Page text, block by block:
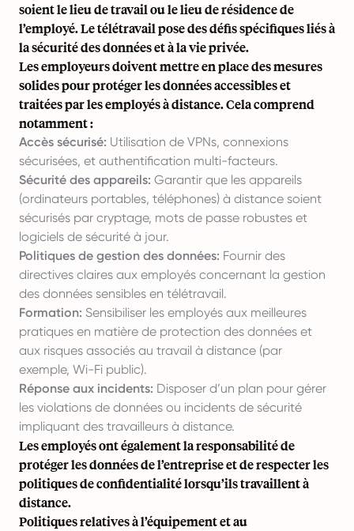
soient le lieu de travail ou le lieu de résidence de
l’employé. Le télétravail pose des défis spécifiques liés à
la sécurité des données et à la vie privée.
Les employeurs doivent mettre en place des mesures
solides pour protéger les données accessibles et
traitées par les employés à distance. Cela comprend
notamment :
Accès sécurisé: Utilisation de VPNs, connexions
sécurisées, et authentification multi-facteurs.
Sécurité des appareils: Garantir que les appareils
(ordinateurs portables, téléphones) à distance soient
sécurisés par cryptage, mots de passe robustes et
logiciels de sécurité à jour.
Politiques de gestion des données: Fournir des
directives claires aux employés concernant la gestion
des données sensibles en télétravail.
Formation: Sensibiliser les employés aux meilleures
pratiques en matière de protection des données et
aux risques associés au travail à distance (par
exemple, Wi-Fi public).
Réponse aux incidents: Disposer d’un plan pour gérer
les violations de données ou incidents de sécurité
impliquant des travailleurs à distance.
Les employés ont également la responsabilité de
protéger les données de l’entreprise et de respecter les
politiques de confidentialité lorsqu’ils travaillent à
distance.
Politiques relatives à l’équipement et au